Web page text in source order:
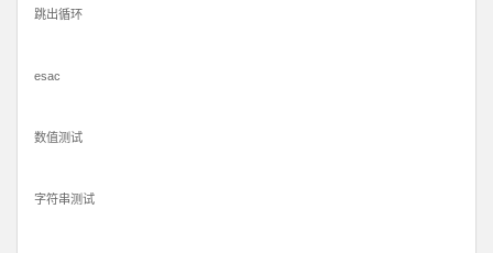
跳出循环
esac
数值测试
字符串测试